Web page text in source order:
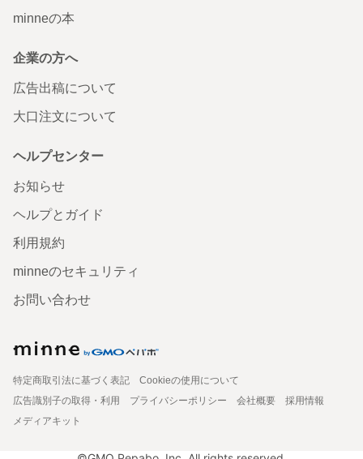
minneの本
企業の方へ
広告出稿について
大口注文について
ヘルプセンター
お知らせ
ヘルプとガイド
利用規約
minneのセキュリティ
お問い合わせ
特定商取引法に基づく表記
Cookieの使用について
広告識別子の取得・利用
プライバシーポリシー 会社概要
採用情報
メディアキット